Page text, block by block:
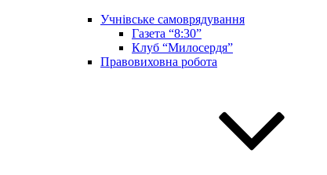
Учнівське самоврядування
Газета “8:30”
Клуб “Милосердя”
Правовиховна робота